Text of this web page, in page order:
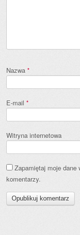
Nazwa *
E-mail *
Witryna internetowa
Zapamiętaj moje
komentarzy.